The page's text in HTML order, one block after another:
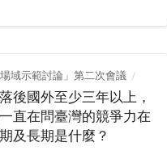
域示範討論」第二次會議
後國外至少三年以上，
直在問臺灣的競爭力在
及長期是什麼？